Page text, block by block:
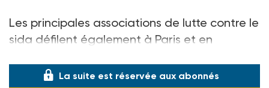
Les principales associations de lutte contre le
sida défilent également à Paris et en
La suite est réservée aux abonnés